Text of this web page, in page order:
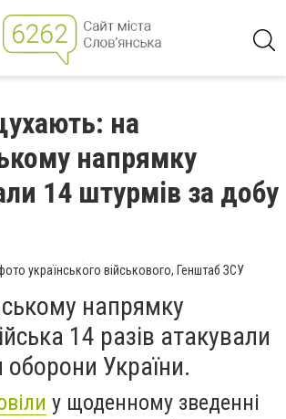
на
напрямку
14 штурмів за добу
українського військового, Генштаб ЗСУ
напрямку
14 разів атакували
оборони України.
у щоденному зведенні